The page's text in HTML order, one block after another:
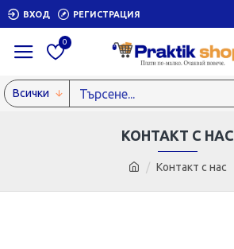
ВХОД РЕГИСТРАЦИЯ
0
Всички
Контакт с нас
КОНТАКТ С НАС